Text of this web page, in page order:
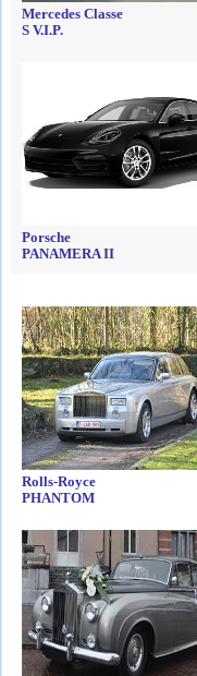
Mercedes Classe
S V.I.P.
Porsche
PANAMERA II
Rolls-Royce
PHANTOM